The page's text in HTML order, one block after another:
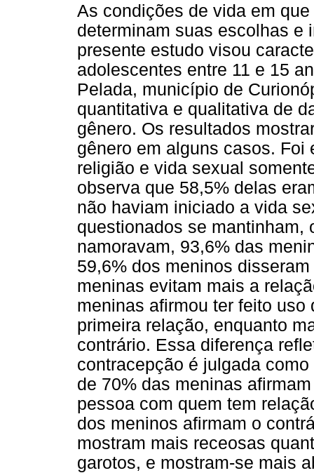
As condições de vida em
determinam suas escolhas e
presente estudo visou
adolescentes entre 11 e 15
Pelada, município de
quantitativa e qualitativa de
gênero. Os resultados
gênero em alguns casos. Foi
religião e vida sexual
observa que 58,5% delas
não haviam iniciado a vida
questionados se mantinham,
namoravam, 93,6% das
59,6% dos meninos
meninas evitam mais a
meninas afirmou ter feito
primeira relação, enquanto
contrário. Essa diferença
contracepção é julgada
de 70% das meninas
pessoa com quem tem
dos meninos afirmam o
mostram mais receosas
garotos, e mostram-se mais